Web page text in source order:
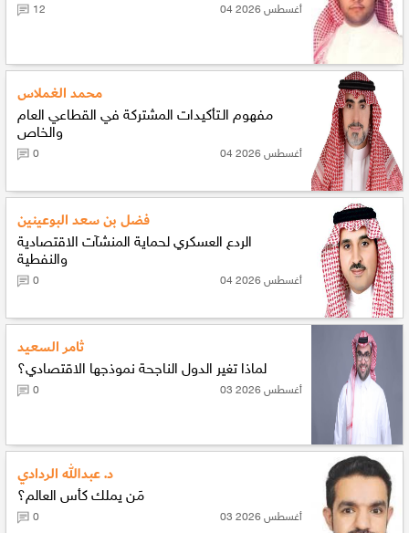
04 أغسطس 2026 12
محمد الغملاس
مفهوم الـتأكيدات المشتركة في القطاعي العام
والخاص
04 أغسطس 2026 0
فضل بن سعد البوعينين
الردع العسكري لحماية المنشآت الاقتصادية
والنفطية
04 أغسطس 2026 0
ثامر السعيد
لماذا تغير الدول الناجحة نموذجها الاقتصادي؟
03 أغسطس 2026 0
د. عبدالله الردادي
مَن يملك كأس العالم؟
03 أغسطس 2026 0